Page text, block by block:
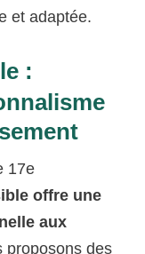
et adaptée.
:
17e
offre une
aux
proposons des